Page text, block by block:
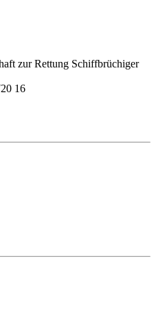
zur Rettung Schiffbrüchiger
16